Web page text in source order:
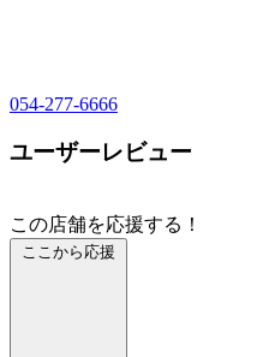
054-277-6666
ユーザーレビュー
この店舗を応援する！
ここから応援